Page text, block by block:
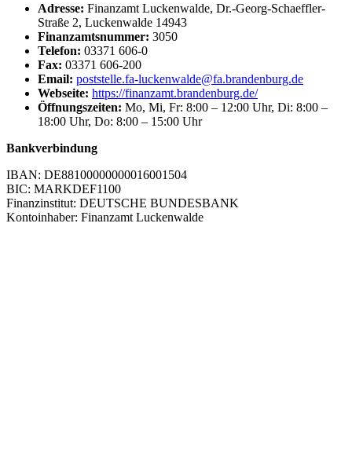
Adresse: Finanzamt Luckenwalde, Dr.-Georg-Schaeffler-
Straße 2, Luckenwalde 14943
Finanzamtsnummer: 3050
Telefon: 03371 606-0
Fax: 03371 606-200
Email: poststelle.fa-luckenwalde@fa.brandenburg.de
Webseite: https://finanzamt.brandenburg.de/
Öffnungszeiten: Mo, Mi, Fr: 8:00 – 12:00 Uhr, Di: 8:00 –
18:00 Uhr, Do: 8:00 – 15:00 Uhr
Bankverbindung
IBAN: DE88100000000016001504
BIC: MARKDEF1100
Finanzinstitut: DEUTSCHE BUNDESBANK
Kontoinhaber: Finanzamt Luckenwalde